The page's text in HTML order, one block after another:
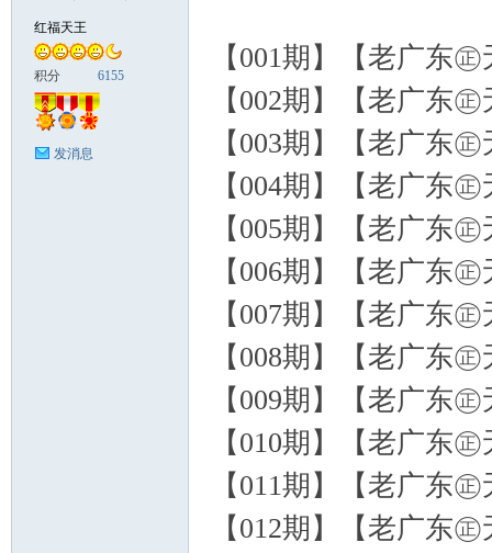
红福天王
积分 6155
发消息
【001期】【老广东
【002期】【老广东
【003期】【老广东
【004期】【老广东
【005期】【老广东
【006期】【老广东
【007期】【老广东
【008期】【老广东
【009期】【老广东
【010期】【老广东
【011期】【老广东
【012期】【老广东